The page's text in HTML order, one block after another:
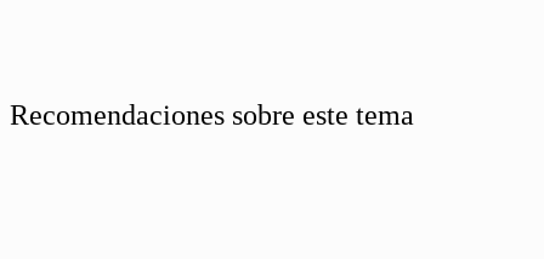
Recomendaciones sobre este tema